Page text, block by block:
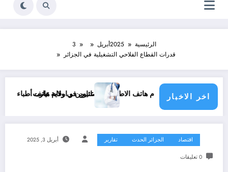
الرئيسية 2025أبريل
3
قدرات القطاع الفلاحي التشغيلية في الجزائر
اخر الاخبار
عناوين و أرقام هاتف الاطباء الاخصائيين في ولاية تيارت
عناوين و ارقام هاتف أطباء ولاية باتنة ..
اقتصاد الجزائر الحدث تقارير أبريل 3, 2025
0 تعليقات